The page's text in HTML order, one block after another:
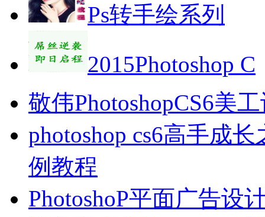
Ps转手绘系列
2015Photoshop C
敬伟PhotoshopCS6美
photoshop cs6高手成
例教程
PhotoshoP平面广告设